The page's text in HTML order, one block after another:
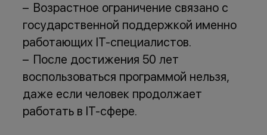
Возрастное ограничение связано с
государственной поддержкой именно
работающих IT-специалистов.
После достижения 50 лет
воспользоваться программой нельзя,
даже если человек продолжает
работать в IT-сфере.